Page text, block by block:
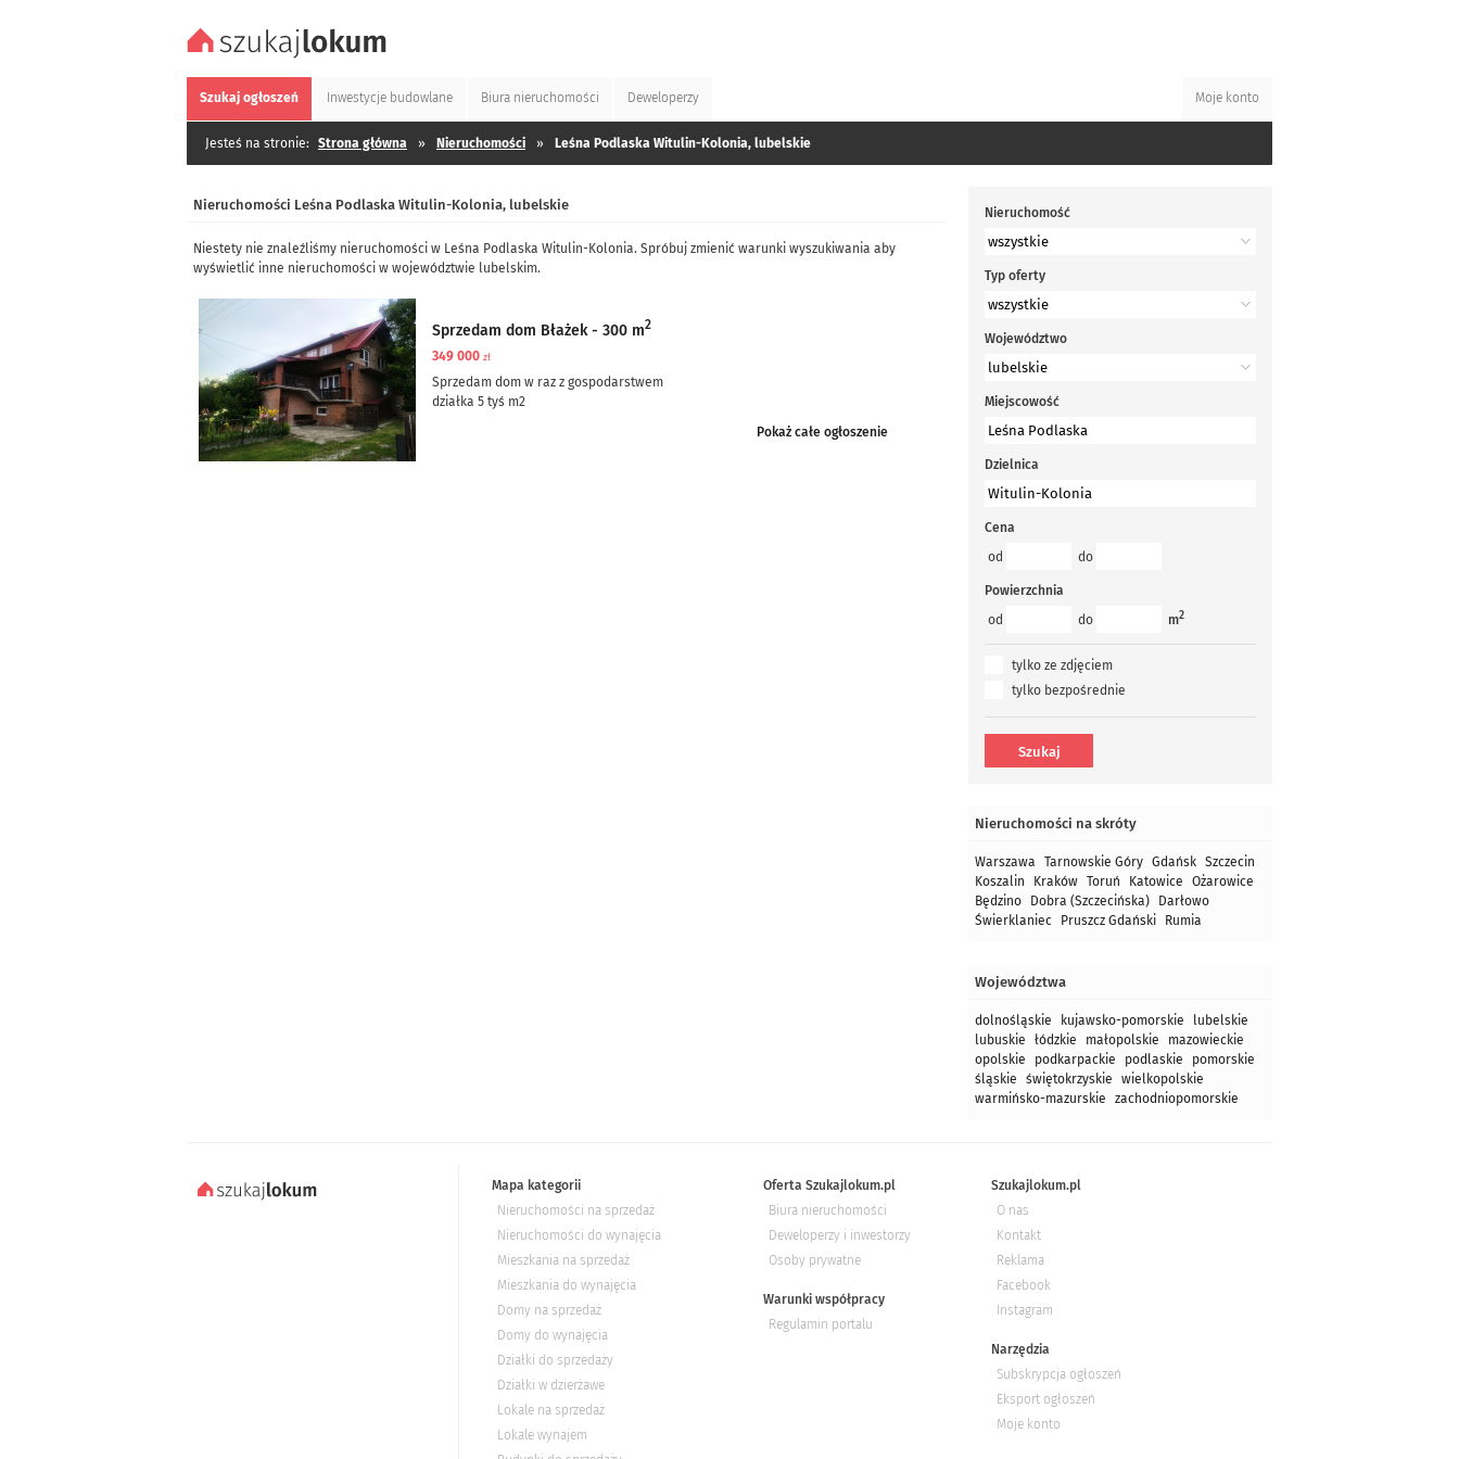
Szukaj ogłoszeń Inwestycje budowlane Biura nieruchomości Deweloperzy Moje konto
Jesteś na stronie: Strona główna » Nieruchomości » Leśna Podlaska Witulin-Kolonia, lubelskie
Nieruchomości Leśna Podlaska Witulin-Kolonia, lubelskie
Niestety nie znaleźliśmy nieruchomości w Leśna Podlaska Witulin-Kolonia. Spróbuj zmienić warunki wyszukiwania aby
wyświetlić inne nieruchomości w województwie lubelskim.
Sprzedam dom Błażek - 300 m2
349 000 zł
Sprzedam dom w raz z gospodarstwem
działka 5 tyś m2
Pokaż całe ogłoszenie
Nieruchomość
Typ oferty
Województwo
Miejscowość
Dzielnica
Cena
od
do
Powierzchnia
od
do m2
tylko ze zdjęciem
tylko bezpośrednie
Nieruchomości na skróty
Warszawa Tarnowskie Góry Gdańsk Szczecin
Koszalin
Kraków Toruń Katowice
Ożarowice
Będzino
Dobra (Szczecińska)
Darłowo
Świerklaniec
Pruszcz Gdański Rumia
Województwa
dolnośląskie kujawsko-pomorskie
lubelskie
lubuskie
łódzkie małopolskie
mazowieckie
opolskie
podkarpackie podlaskie
pomorskie
śląskie
świętokrzyskie
wielkopolskie
warmińsko-mazurskie
zachodniopomorskie
Mapa kategorii
Nieruchomości na sprzedaż
Nieruchomości do wynajęcia
Mieszkania na sprzedaż
Mieszkania do wynajęcia
Domy na sprzedaż
Domy do wynajęcia
Działki do sprzedaży
Działki w dzierżawe
Lokale na sprzedaż
Lokale wynajem
Oferta Szukajlokum.pl
Biura nieruchomości
Deweloperzy i inwestorzy
Osoby prywatne
Warunki współpracy
Regulamin portalu
Szukajlokum.pl
O nas
Kontakt
Reklama
Facebook
Instagram
Narzędzia
Subskrypcja ogłoszeń
Eksport ogłoszeń
Moje konto